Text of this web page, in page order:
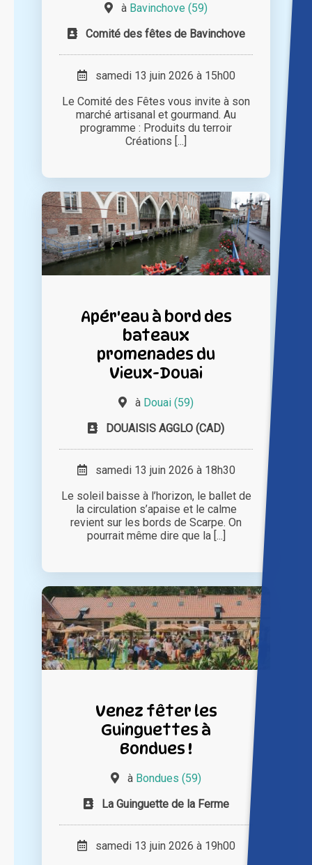
à Bavinchove (59)
Comité des fêtes de Bavinchove
samedi 13 juin 2026 à 15h00
Le Comité des Fêtes vous invite à son
marché artisanal et gourmand. Au
programme : Produits du terroir
Créations [...]
Apér'eau à bord des
bateaux
promenades du
Vieux-Douai
à Douai (59)
DOUAISIS AGGLO (CAD)
samedi 13 juin 2026 à 18h30
Le soleil baisse à l’horizon, le ballet de
la circulation s’apaise et le calme
revient sur les bords de Scarpe. On
pourrait même dire que la [...]
Venez fêter les
Guinguettes à
Bondues !
à Bondues (59)
La Guinguette de la Ferme
samedi 13 juin 2026 à 19h00